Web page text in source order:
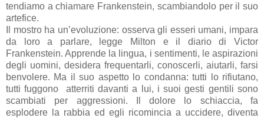
tendiamo a chiamare Frankenstein, scambiandolo per il suo
artefice.
Il mostro ha un’evoluzione: osserva gli esseri umani, impara
da loro a parlare, legge Milton e il diario di Victor
Frankenstein. Apprende la lingua, i sentimenti, le aspirazioni
degli uomini, desidera frequentarli, conoscerli, aiutarli, farsi
benvolere. Ma il suo aspetto lo condanna: tutti lo rifiutano,
tutti fuggono atterriti davanti a lui, i suoi gesti gentili sono
scambiati per aggressioni. Il dolore lo schiaccia, fa
esplodere la rabbia ed egli ricomincia a uccidere, diventa